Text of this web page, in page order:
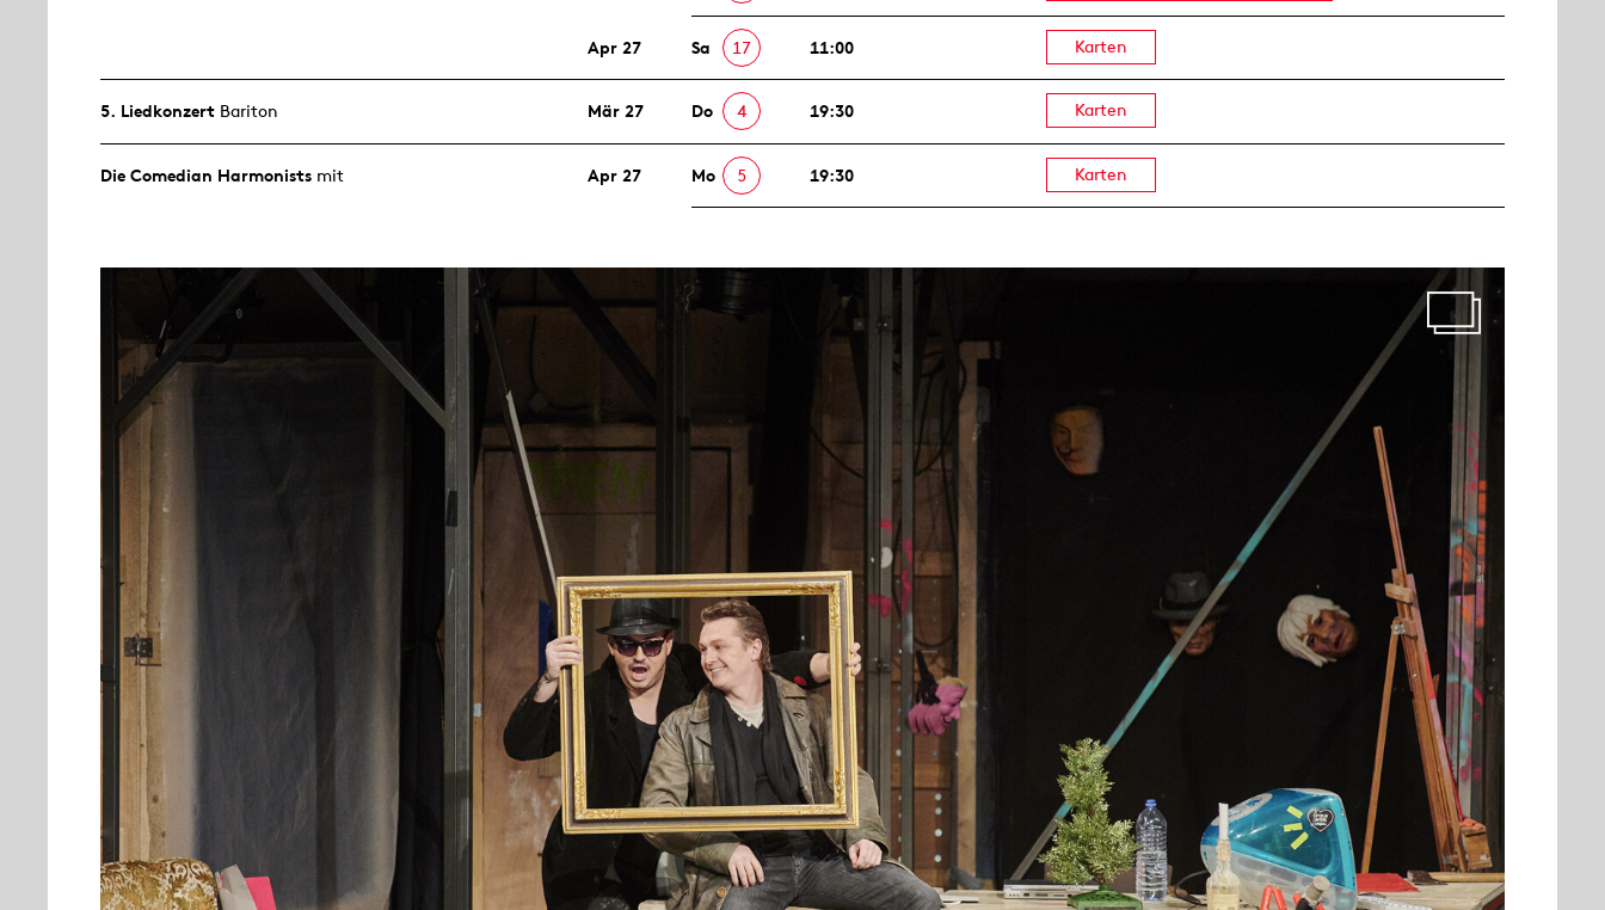
Apr 27 Sa 17 11:00 Karten
5. Liedkonzert Bariton Mär 27 Do 4 19:30 Karten
Die Comedian Harmonists mit Apr 27 Mo 5 19:30 Karten